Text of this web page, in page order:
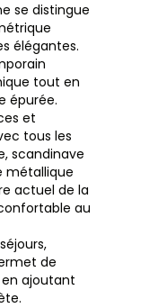
se distingue
élégantes.
tout en
épurée.
et
tous les
scandinave
métallique
actuel de la
au
de
ajoutant